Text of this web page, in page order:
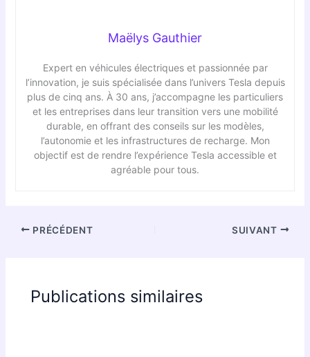
Maëlys Gauthier
Expert en véhicules électriques et passionnée par
l’innovation, je suis spécialisée dans l’univers Tesla depuis
plus de cinq ans. À 30 ans, j’accompagne les particuliers
et les entreprises dans leur transition vers une mobilité
durable, en offrant des conseils sur les modèles,
l’autonomie et les infrastructures de recharge. Mon
objectif est de rendre l’expérience Tesla accessible et
agréable pour tous.
PRÉCÉDENT SUIVANT
Publications similaires